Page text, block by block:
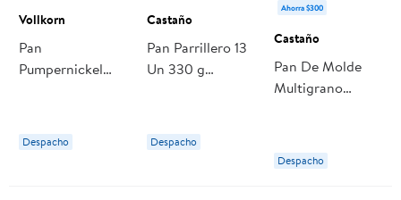
Vollkorn
Pan
Pumpernickel
Despacho
Castaño
Pan Parrillero 13
Un 330 g
Despacho
Ahorra $300
Castaño
Pan De Molde
Multigrano
Despacho